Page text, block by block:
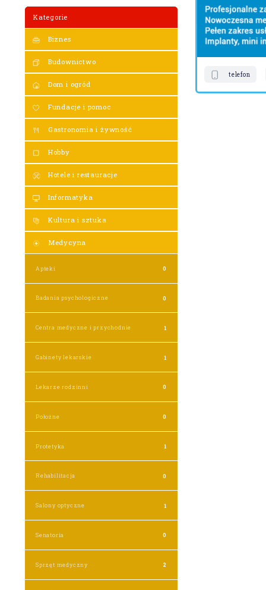
Kategorie
Biznes
Budownictwo
Dom i ogród
Fundacje i pomoc
Gastronomia i żywność
Hobby
Hotele i restauracje
Informatyka
Kultura i sztuka
Medycyna
Apteki 0
Badania psychologiczne 0
Centra medyczne i przychodnie 1
Gabinety lekarskie 1
Lekarze rodzinni 0
Położne 0
Protetyka 1
Rehabilitacja 0
Salony optyczne 1
Senatoria 0
Sprzęt medyczny 2
telefon